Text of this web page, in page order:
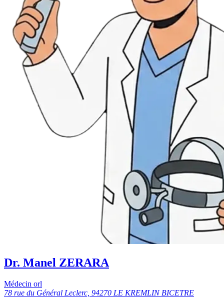
Dr. Manel ZERARA
Médecin orl
78 rue du Général Leclerc, 94270 LE KREMLIN BICETRE